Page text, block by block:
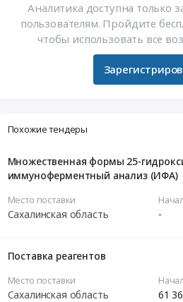
Аналитика доступна только
пользователям. Пройдите
чтобы использовать все
Похожие тендеры
Множественная формы 25-
иммуноферментный анализ (ИФА)
Место поставки
Сахалинская область -
Поставка реагентов
Место поставки
Сахалинская область 61